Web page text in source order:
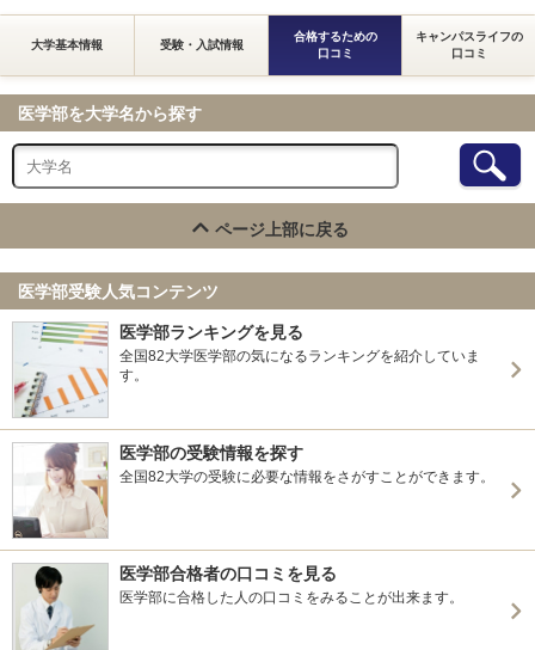
大学基本情報 受験・入試情報
合格するための
口コミ
キャンパスライフの
口コミ
医学部を大学名から探す
ページ上部に戻る
医学部受験人気コンテンツ
医学部ランキングを見る
全国82大学医学部の気になるランキングを紹介していま
す。
医学部の受験情報を探す
全国82大学の受験に必要な情報をさがすことができます。
医学部合格者の口コミを見る
医学部に合格した人の口コミをみることが出来ます。